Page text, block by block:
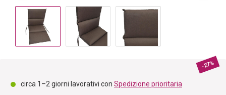
-27%
circa 1–2 giorni lavorativi con Spedizione prioritaria